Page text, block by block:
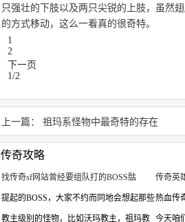
只强壮的下肢以及两只尖锐的上肢，虽然
的方式移动，这么一看真的很奇特。
1
2
下一页
1/2
上一篇： 祖玛系怪物中最奇特的存在
传奇攻略
找传奇sf网站曾经要组队打的BOSS骷
提起的BOSS，大家不约而同地会想起那些
教主级别的怪物，比如沃玛教主，祖玛教
传奇英
热血传
今天咱